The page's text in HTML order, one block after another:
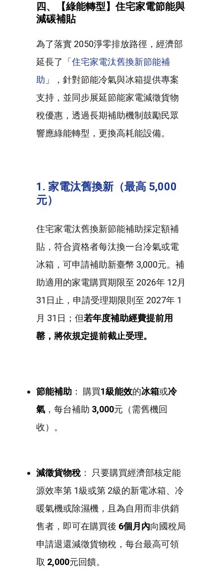
四、【綠能轉型】住宅家電節能與
減碳補貼
為了落實 2050淨零排放路徑，經濟部
延長了「 住宅家電汰舊換新節能補
助 」，針對節能冷氣與冰箱提供專案
支持，並同步展延節能家電減徵貨物
稅優惠，透過長期補助機制鼓勵民眾
響應綠能轉型，更換高耗能設備。
1. 家電汰舊換新（最高 5,000
元）
住宅家電汰舊換新節能補助採定額補
貼，符合資格者每汰換一台冷氣或電
冰箱，可申請補助新臺幣 3,000元。補
助適用的家電購買期限至 2026年 12月
31日止，申請受理期限則至 2027年 1
月 31日；但若年度補助經費提前用
罄，將依規定提前截止受理。
節能補助： 購買1級能效的冰箱或冷
氣，每台補助 3,000元（需舊機回
收）。
減徵貨物稅： 只要購買經濟部核定能
源效率第 1級或第 2級的新電冰箱、冷
暖氣機或除濕機，且為自用而非供銷
售者，即可在購買後 6個月內向國稅局
申請退還減徵貨物稅，每台最高可領
取 2,000元回饋。